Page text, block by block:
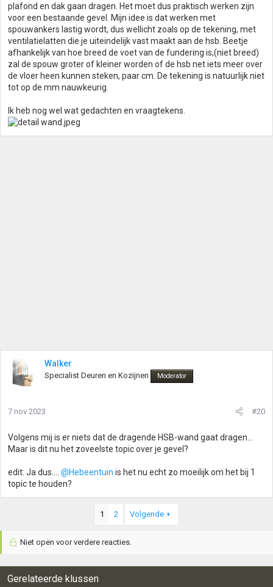
plafond en dak gaan dragen. Het moet dus praktisch werken zijn
voor een bestaande gevel. Mijn idee is dat werken met
spouwankers lastig wordt, dus wellicht zoals op de tekening, met
ventilatielatten die je uiteindelijk vast maakt aan de hsb. Beetje
afhankelijk van hoe breed de voet van de fundering is,(niet breed)
zal de spouw groter of kleiner worden of de hsb net iets meer over
de vloer heen kunnen steken, paar cm. De tekening is natuurlijk niet
tot op de mm nauwkeurig.
Ik heb nog wel wat gedachten en vraagtekens.
Walker
Specialist Deuren en Kozijnen Moderator
7 nov 2023 #20
Volgens mij is er niets dat de dragende HSB-wand gaat dragen...
Maar is dit nu het zoveelste topic over je gevel?
edit: Ja dus.... @Hebeentuin is het nu echt zo moeilijk om het bij 1
topic te houden?
1 2 Volgende
Niet open voor verdere reacties.
Gerelateerde klussen